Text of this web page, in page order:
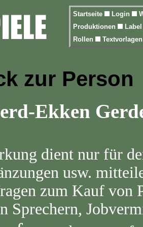
Startseite Login
Produktionen
Rollen
zur Person
Ekken
dient nur für
usw.
zum Kauf von
Sprechern,